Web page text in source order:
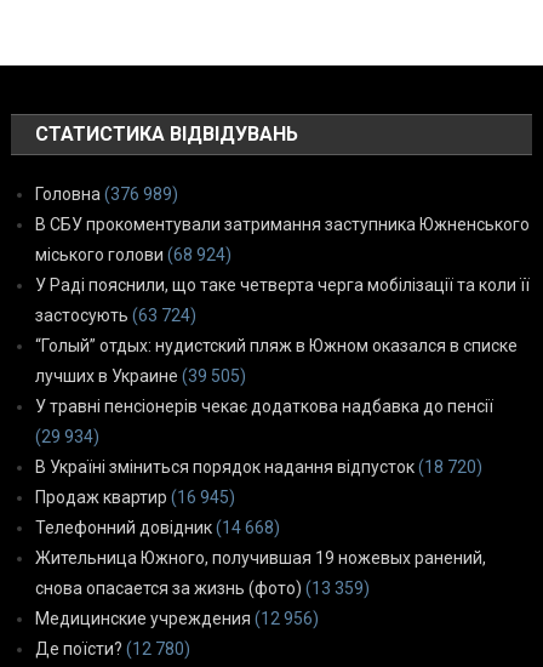
СТАТИСТИКА ВІДВІДУВАНЬ
Головна (376 989)
В СБУ прокоментували затримання заступника Южненського
міського голови (68 924)
У Раді пояснили, що таке четверта черга мобілізації та коли її
застосують (63 724)
“Голый” отдых: нудистский пляж в Южном оказался в списке
лучших в Украине (39 505)
У травні пенсіонерів чекає додаткова надбавка до пенсії
(29 934)
В Україні зміниться порядок надання відпусток(18 720)
Продаж квартир (16 945)
Телефонний довідник(14 668)
Жительница Южного, получившая 19 ножевых ранений,
снова опасается за жизнь (фото) (13 359)
Медицинские учреждения (12 956)
Де поїсти? (12 780)